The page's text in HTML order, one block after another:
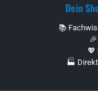
Dein
📚
💖
🏭